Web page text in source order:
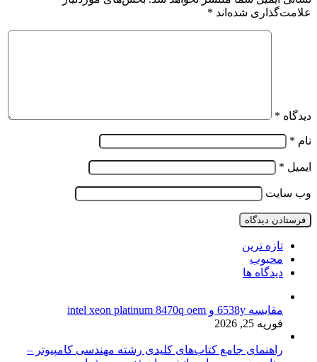
علامت‌گذاری شده‌اند *
دیدگاه *
نام *
ایمیل *
وب‌ سایت
تازه ترین
محبوب
دیدگاه ها
مقایسه 6538y و intel xeon platinum 8470q oem
فوریه 25, 2026
راهنمای جامع کتاب‌های کلیدی رشته مهندسی کامپیوتر –